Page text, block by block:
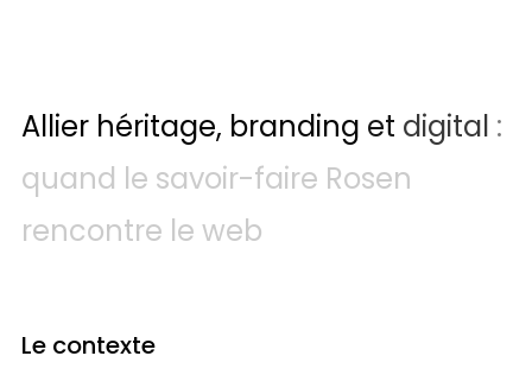
Allier héritage, branding et digital :
quand le savoir-faire Rosen
rencontre le web
Le contexte